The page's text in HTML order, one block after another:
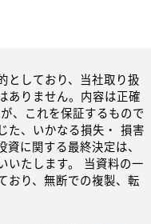
としており、当社取り扱
ありません。内容は正確
、これを保証するもので
た、いかなる損失・ 損害
に関する最終決定は、
いたします。 当資料の一
おり、無断での複製、転